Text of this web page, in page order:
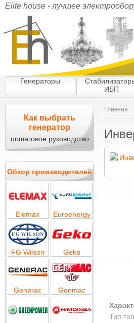
Elite house - лучшее
Главная
Тип
Как выбрать
генератор
пошаговое руководство
Обзор производителей
Elemax Euroenergy
FG Wilson Geko
Generac Genmac
Генераторы
ИБП